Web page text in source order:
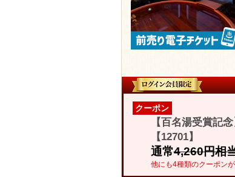
クーポン
【百名湯受賞記
【12701】
通常4,260円相
他にも4種類のクーポン